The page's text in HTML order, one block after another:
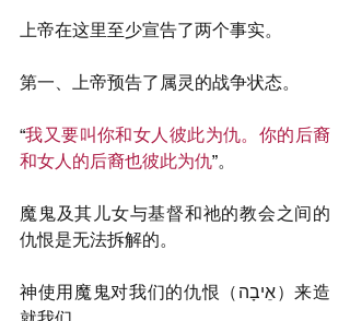
上帝在这里至少宣告了两个事实。
第一、上帝预告了属灵的战争状态。
“我又要叫你和女人彼此为仇。你的后裔
和女人的后裔也彼此为仇”。
魔鬼及其儿女与基督和祂的教会之间的
仇恨是无法拆解的。
神使用魔鬼对我们的仇恨（אֵיבָה）来造